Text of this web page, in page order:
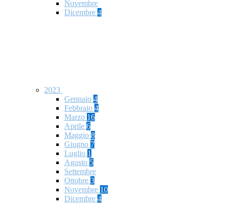
Novembre
Dicembre 4
2023
Gennaio 4
Febbraio 4
Marzo 16
Aprile 6
Maggio 8
Giugno 7
Luglio 1
Agosto 5
Settembre
Ottobre 3
Novembre 10
Dicembre 4